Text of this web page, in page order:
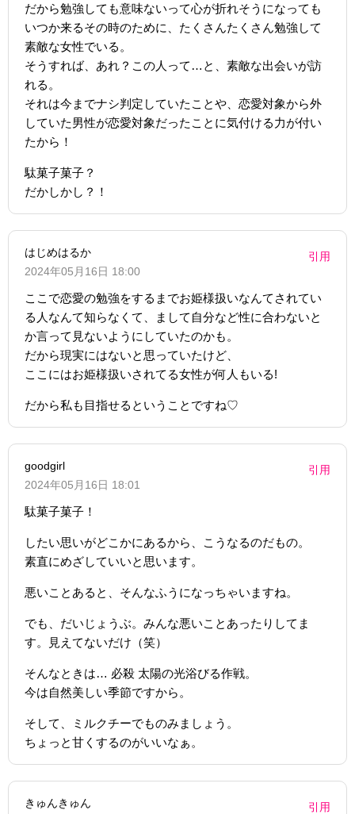
だから勉強しても意味ないって心が折れそうになっても
いつか来るその時のために、たくさんたくさん勉強して
素敵な女性でいる。
そうすれば、あれ？この人って…と、素敵な出会いが訪
れる。
それは今までナシ判定していたことや、恋愛対象から外
していた男性が恋愛対象だったことに気付ける力が付い
たから！
駄菓子菓子？
だかしかし？！
はじめはるか
2024年05月16日 18:00
引用
ここで恋愛の勉強をするまでお姫様扱いなんてされてい
る人なんて知らなくて、まして自分など性に合わないと
か言って見ないようにしていたのかも。
だから現実にはないと思っていたけど、
ここにはお姫様扱いされてる女性が何人もいる!
だから私も目指せるということですね♡
goodgirl
2024年05月16日 18:01
引用
駄菓子菓子！
したい思いがどこかにあるから、こうなるのだもの。
素直にめざしていいと思います。
悪いことあると、そんなふうになっちゃいますね。
でも、だいじょうぶ。みんな悪いことあったりしてま
す。見えてないだけ（笑）
そんなときは… 必殺 太陽の光浴びる作戦。
今は自然美しい季節ですから。
そして、ミルクチーでものみましょう。
ちょっと甘くするのがいいなぁ。
きゅんきゅん
引用